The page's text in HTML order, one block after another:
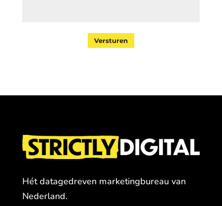
Versturen
Hét datagedreven marketingbureau van
Nederland.